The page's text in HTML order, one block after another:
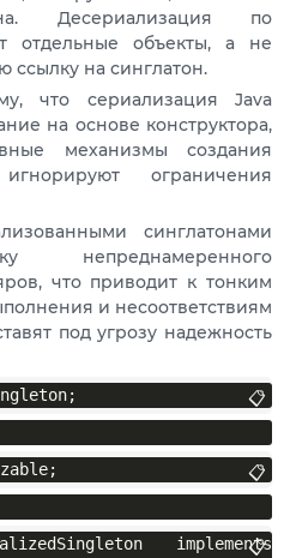
Десериализация по
отдельные объекты, а не
ссылку на синглатон.
что сериализация Java
на основе конструктора,
механизмы создания
ограничения
синглатонами
непреднамеренного
что приводит к тонким
и несоответствиям
под угрозу надежность
📋
📋
implements
📋